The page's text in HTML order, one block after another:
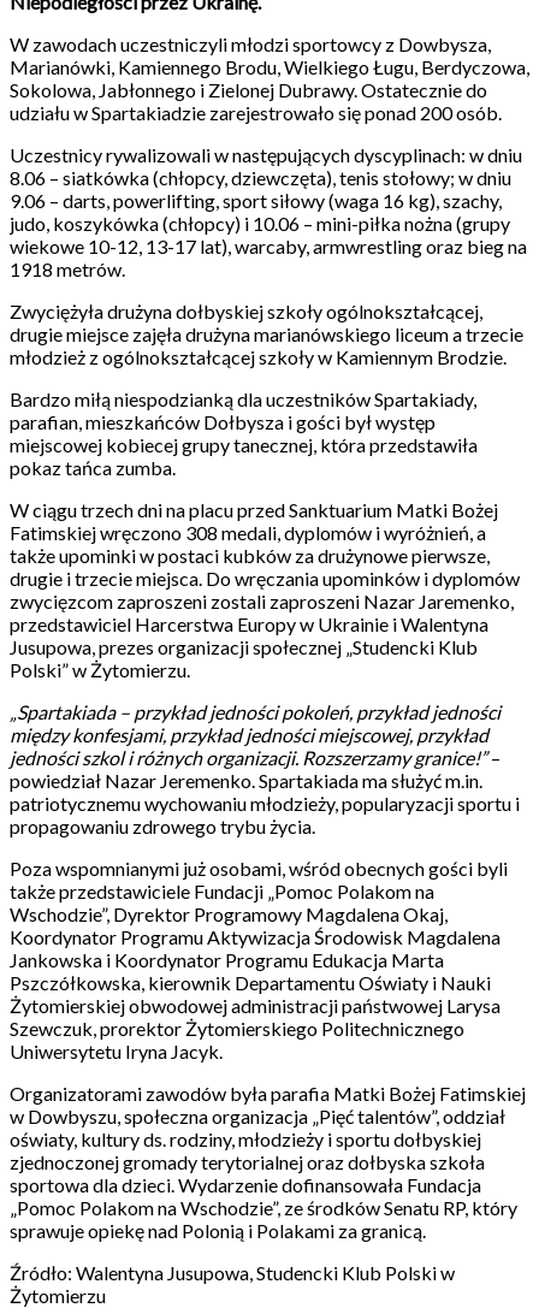
W zawodach uczestniczyli młodzi sportowcy z Dowbysza,
Marianówki, Kamiennego Brodu, Wielkiego Ługu, Berdyczowa,
Sokolowa, Jabłonnego i Zielonej Dubrawy. Ostatecznie do
udziału w Spartakiadzie zarejestrowało się ponad 200 osób.
Uczestnicy rywalizowali w następujących dyscyplinach: w dniu
8.06 – siatkówka (chłopcy, dziewczęta), tenis stołowy; w dniu
9.06 – darts, powerlifting, sport siłowy (waga 16 kg), szachy,
judo, koszykówka (chłopcy) i 10.06 – mini-piłka nożna (grupy
wiekowe 10-12, 13-17 lat), warcaby, armwrestling oraz bieg na
1918 metrów.
Zwyciężyła drużyna dołbyskiej szkoły ogólnokształcącej,
drugie miejsce zajęła drużyna marianówskiego liceum a trzecie
młodzież z ogólnokształcącej szkoły w Kamiennym Brodzie.
Bardzo miłą niespodzianką dla uczestników Spartakiady,
parafian, mieszkańców Dołbysza i gości był występ
miejscowej kobiecej grupy tanecznej, która przedstawiła
pokaz tańca zumba.
W ciągu trzech dni na placu przed Sanktuarium Matki Bożej
Fatimskiej wręczono 308 medali, dyplomów i wyróżnień, a
także upominki w postaci kubków za drużynowe pierwsze,
drugie i trzecie miejsca. Do wręczania upominków i dyplomów
zwycięzcom zaproszeni zostali zaproszeni Nazar Jaremenko,
przedstawiciel Harcerstwa Europy w Ukrainie i Walentyna
Jusupowa, prezes organizacji społecznej „Studencki Klub
Polski” w Żytomierzu.
„Spartakiada – przykład jedności pokoleń, przykład jedności
między konfesjami, przykład jedności miejscowej, przykład
jedności szkol i różnych organizacji. Rozszerzamy granice!”–
powiedział Nazar Jeremenko. Spartakiada ma służyć m.in.
patriotycznemu wychowaniu młodzieży, popularyzacji sportu i
propagowaniu zdrowego trybu życia.
Poza wspomnianymi już osobami, wśród obecnych gości byli
także przedstawiciele Fundacji „Pomoc Polakom na
Wschodzie”, Dyrektor Programowy Magdalena Okaj,
Koordynator Programu Aktywizacja Środowisk Magdalena
Jankowska i Koordynator Programu Edukacja Marta
Pszczółkowska, kierownik Departamentu Oświaty i Nauki
Żytomierskiej obwodowej administracji państwowej Larysa
Szewczuk, prorektor Żytomierskiego Politechnicznego
Uniwersytetu Iryna Jacyk.
Organizatorami zawodów była parafia Matki Bożej Fatimskiej
w Dowbyszu, społeczna organizacja „Pięć talentów”, oddział
oświaty, kultury ds. rodziny, młodzieży i sportu dołbyskiej
zjednoczonej gromady terytorialnej oraz dołbyska szkoła
sportowa dla dzieci. Wydarzenie dofinansowała Fundacja
„Pomoc Polakom na Wschodzie”, ze środków Senatu RP, który
sprawuje opiekę nad Polonią i Polakami za granicą.
Źródło: Walentyna Jusupowa, Studencki Klub Polski w
Żytomierzu